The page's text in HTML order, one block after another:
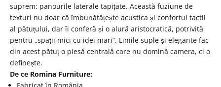
suprem: panourile laterale tapițate. Această fuziune de
texturi nu doar că îmbunătățește acustica și confortul tactil
al pătuțului, dar îi conferă și o alură aristocratică, potrivită
pentru „spații mici cu idei mari”. Liniile suple și elegante fac
din acest pătuț o piesă centrală care nu domină camera, ci o
definește.
De ce Romina Furniture: